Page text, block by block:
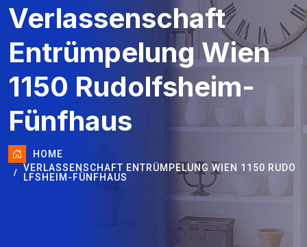
Verlassenschaft
Entrümpelung Wien
1150 Rudolfsheim-
Fünfhaus
HOME
VERLASSENSCHAFT ENTRÜMPELUNG WIEN 1150 RUDO
LFSHEIM-FÜNFHAUS